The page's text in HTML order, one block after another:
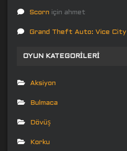
Scorn için ahmet
Grand Theft Auto: Vice City
OYUN KATEGORILERI
Aksiyon
Bulmaca
Dövüş
Korku